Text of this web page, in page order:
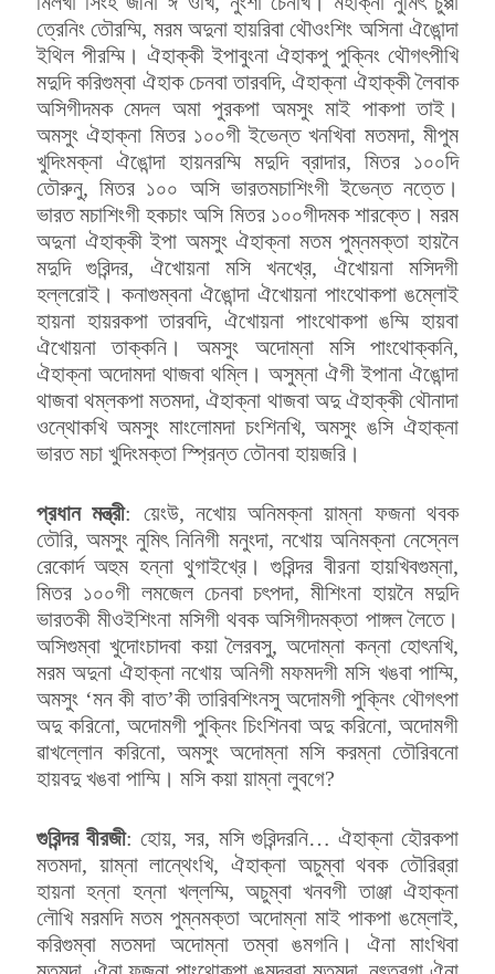
ত্রেনিং তৌরম্মি, মরম অদুনা হায়রিবা থৌওংশিং অসিনা ঐঙোন্দা
ইথিল পীরম্মি। ঐহাক্কী ইপাবুংনা ঐহাকপু পুক্নিং থৌগৎপীখি
মদুদি করিগুম্বা ঐহাক চেনবা তারবদি, ঐহাক্না ঐহাক্কী লৈবাক
অসিগীদমক মেদল অমা পুরকপা অমসুং মাই পাকপা তাই।
অমসুং ঐহাক্না মিতর ১০০গী ইভেন্ত খনখিবা মতমদা, মীপুম
খুদিংমক্না ঐঙোন্দা হায়নরম্মি মদুদি ব্রাদার, মিতর ১০০দি
তৌরুনু, মিতর ১০০ অসি ভারতমচাশিংগী ইভেন্ত নত্তে।
ভারত মচাশিংগী হকচাং অসি মিতর ১০০গীদমক শারক্তে। মরম
অদুনা ঐহাক্কী ইপা অমসুং ঐহাক্না মতম পুম্নমক্তা হায়নৈ
মদুদি গুরিন্দর, ঐখোয়না মসি খনখ্রে, ঐখোয়না মসিদগী
হল্লরোই। কনাগুম্বনা ঐঙোন্দা ঐখোয়না পাংথোকপা ঙম্লোই
হায়না হায়রকপা তারবদি, ঐখোয়না পাংথোকপা ঙম্মি হায়বা
ঐখোয়না তাক্কনি। অমসুং অদোম্না মসি পাংথোক্কনি,
ঐহাক্না অদোমদা থাজবা থম্লি। অসুম্না ঐগী ইপানা ঐঙোন্দা
থাজবা থম্লকপা মতমদা, ঐহাক্না থাজবা অদু ঐহাক্কী থৌনাদা
ওন্থোকখি অমসুং মাংলোমদা চংশিনখি, অমসুং ঙসি ঐহাক্না
ভারত মচা খুদিংমক্তা স্প্রিন্ত তৌনবা হায়জরি।
প্রধান মন্ত্রী: য়েংউ, নখোয় অনিমক্না য়াম্না ফজনা থবক
তৌরি, অমসুং নুমিৎ নিনিগী মনুংদা, নখোয় অনিমক্না নেস্নেল
রেকোর্দ অহুম হন্না থুগাইখ্রে। গুরিন্দর বীরনা হায়খিবগুম্না,
মিতর ১০০গী লমজেল চেনবা চৎপদা, মীশিংনা হায়নৈ মদুদি
ভারতকী মীওইশিংনা মসিগী থবক অসিগীদমক্তা পাঙ্গল লৈতে।
অসিগুম্বা খুদোংচাদবা কয়া লৈরবসু, অদোম্না কন্না হোৎনখি,
মরম অদুনা ঐহাক্না নখোয় অনিগী মফমদগী মসি খঙবা পাম্মি,
অমসুং ‘মন কী বাত’কী তারিবশিংনসু অদোমগী পুক্নিং থৌগৎপা
অদু করিনো, অদোমগী পুক্নিং চিংশিনবা অদু করিনো, অদোমগী
ৱাখল্লোন করিনো, অমসুং অদোম্না মসি করম্না তৌরিবনো
হায়বদু খঙবা পাম্মি। মসি কয়া য়াম্না লুবগে?
গুরিন্দর বীরজী: হোয়, সর, মসি গুরিন্দরনি… ঐহাক্না হৌরকপা
মতমদা, য়াম্না লান্থেংখি, ঐহাক্না অচুম্বা থবক তৌরিৱ্রা
হায়না হন্না হন্না খল্লম্মি, অচুম্বা খনবগী তাঞ্জা ঐহাক্না
লৌখি মরমদি মতম পুম্নমক্তা অদোম্না মাই পাকপা ঙম্লোই,
করিগুম্বা মতমদা অদোম্না তম্বা ঙমগনি। ঐনা মাংখিবা